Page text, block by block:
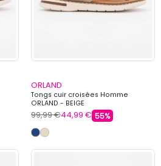
ORLAND
Tongs cuir croisées Homme
ORLAND - BEIGE
99,99 €44,99 € 55%